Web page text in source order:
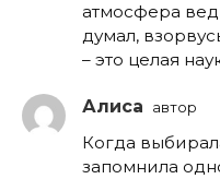
атмосфера
думал,
– это целая
Алиса автор
Когда
запомнила